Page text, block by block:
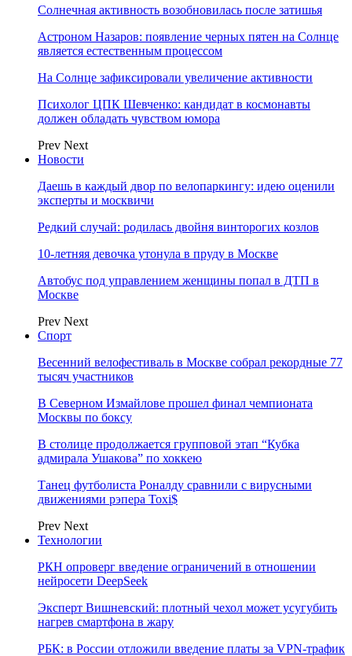
Солнечная активность возобновилась после затишья
Астроном Назаров: появление черных пятен на Солнце
является естественным процессом
На Солнце зафиксировали увеличение активности
Психолог ЦПК Шевченко: кандидат в космонавты
должен обладать чувством юмора
Prev Next
Новости
Даешь в каждый двор по велопаркингу: идею оценили
эксперты и москвичи
Редкий случай: родилась двойня винторогих козлов
10-летняя девочка утонула в пруду в Москве
Автобус под управлением женщины попал в ДТП в
Москве
Prev Next
Спорт
Весенний велофестиваль в Москве собрал рекордные 77
тысяч участников
В Северном Измайлове прошел финал чемпионата
Москвы по боксу
В столице продолжается групповой этап “Кубка
адмирала Ушакова” по хоккею
Танец футболиста Роналду сравнили с вирусными
движениями рэпера Toxi$
Prev Next
Технологии
РКН опроверг введение ограничений в отношении
нейросети DeepSeek
Эксперт Вишневский: плотный чехол может усугубить
нагрев смартфона в жару
РБК: в России отложили введение платы за VPN-трафик